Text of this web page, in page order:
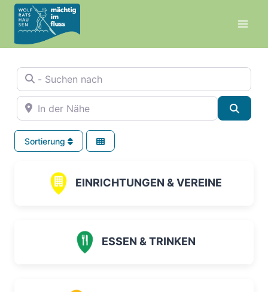
Zum
Inhalt
springen
- Suchen nach
In der Nähe
Sortierung
EINRICHTUNGEN & VEREINE
ESSEN & TRINKEN